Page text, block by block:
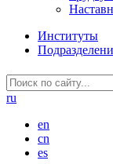
Институты
ru
en
cn
es